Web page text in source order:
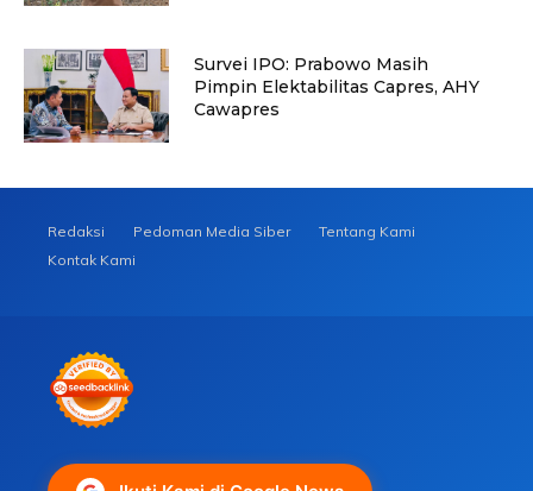
Survei IPO: Prabowo Masih
Pimpin Elektabilitas Capres, AHY
Cawapres
Redaksi Pedoman Media Siber
Tentang Kami
Kontak Kami